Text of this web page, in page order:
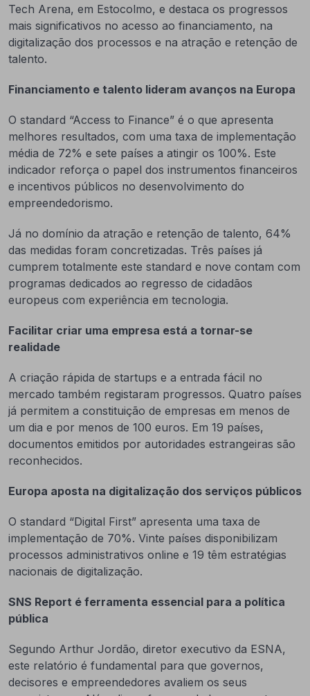
Tech Arena, em Estocolmo, e destaca os progressos
mais significativos no acesso ao financiamento, na
digitalização dos processos e na atração e retenção de
talento.
Financiamento e talento lideram avanços na Europa
O standard “Access to Finance” é o que apresenta
melhores resultados, com uma taxa de implementação
média de 72% e sete países a atingir os 100%. Este
indicador reforça o papel dos instrumentos financeiros
e incentivos públicos no desenvolvimento do
empreendedorismo.
Já no domínio da atração e retenção de talento, 64%
das medidas foram concretizadas. Três países já
cumprem totalmente este standard e nove contam com
programas dedicados ao regresso de cidadãos
europeus com experiência em tecnologia.
Facilitar criar uma empresa está a tornar-se
realidade
A criação rápida de startups e a entrada fácil no
mercado também registaram progressos. Quatro países
já permitem a constituição de empresas em menos de
um dia e por menos de 100 euros. Em 19 países,
documentos emitidos por autoridades estrangeiras são
reconhecidos.
Europa aposta na digitalização dos serviços públicos
O standard “Digital First” apresenta uma taxa de
implementação de 70%. Vinte países disponibilizam
processos administrativos online e 19 têm estratégias
nacionais de digitalização.
SNS Report é ferramenta essencial para a política
pública
Segundo Arthur Jordão, diretor executivo da ESNA,
este relatório é fundamental para que governos,
decisores e empreendedores avaliem os seus